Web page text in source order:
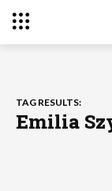
TAG RESULTS:
Emilia